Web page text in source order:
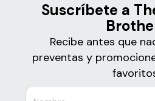
Suscríbete a
Recibe antes que
preventas y